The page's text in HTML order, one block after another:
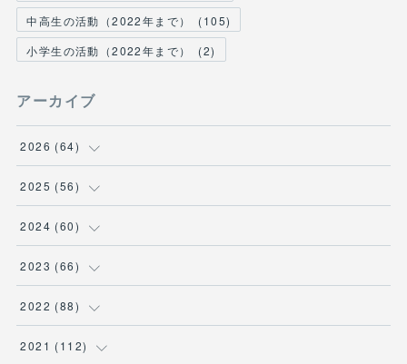
中高生の活動（2022年まで）
(105)
小学生の活動（2022年まで）
(2)
アーカイブ
2026 (64)
(2)
(6)
(9)
( 11
2025 (56)
(1)
(2)
(1)
( 5 )
2024 (60)
(12
(13
( 12)
2023 (66)
(1)
( 5 )
2022 (88)
( 12)
2021 (112)